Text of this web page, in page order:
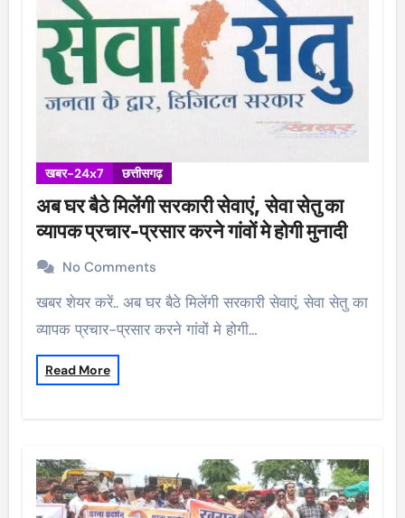
खबर-24x7 छत्तीसगढ़
अब घर बैठे मिलेंगी सरकारी सेवाएं, सेवा सेतु का
व्यापक प्रचार-प्रसार करने गांवों मे होगी मुनादी
No Comments
खबर शेयर करें.. अब घर बैठे मिलेंगी सरकारी सेवाएं, सेवा सेतु का
व्यापक प्रचार-प्रसार करने गांवों मे होगी…
Read More